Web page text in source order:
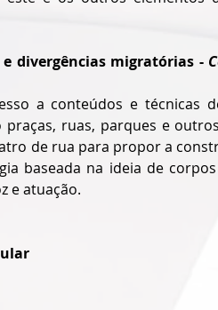
divergências migratórias -
a conteúdos e técnicas
ruas, parques e
de rua para propor a
baseada na ideia de
e atuação.